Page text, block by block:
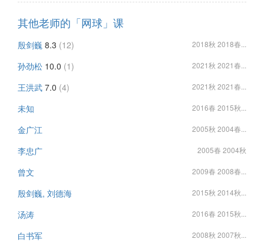
其他老师的「网球」课
殷剑巍 8.3 (12) 2018秋 2018春...
孙劲松 10.0 (1) 2021秋 2021春...
王洪武 7.0 (4) 2021秋 2021春...
未知 2016春 2015秋...
金广江 2005秋 2004春...
李忠广 2005春 2004秋
曾文 2009春 2008春...
殷剑巍, 刘德海 2015秋 2014秋...
汤涛 2016春 2015秋...
白书军 2008秋 2007秋...